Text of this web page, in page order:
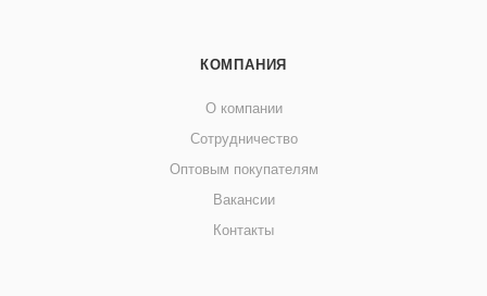
КОМПАНИЯ
О компании
Сотрудничество
Оптовым покупателям
Вакансии
Контакты